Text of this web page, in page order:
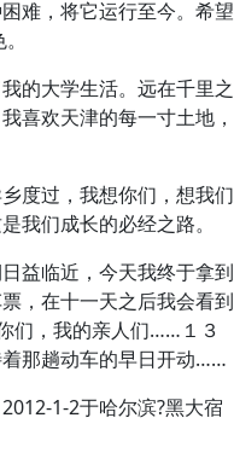
难，将它运行至今。希望
大学生活。远在千里之
喜欢天津的每一寸土地，
度过，我想你们，想我们
我们成长的必经之路。
益临近，今天我终于拿到
，在十一天之后我会看到
们，我的亲人们……１３
那趟动车的早日开动……
滨?黑大宿